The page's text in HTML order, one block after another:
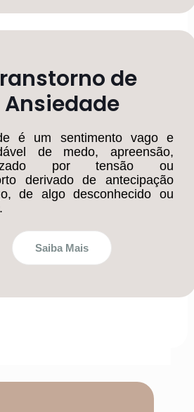
de
Ansiedade
é um sentimento vago e
de medo, apreensão,
por tensão ou
derivado de antecipação
de algo desconhecido ou
Saiba Mais